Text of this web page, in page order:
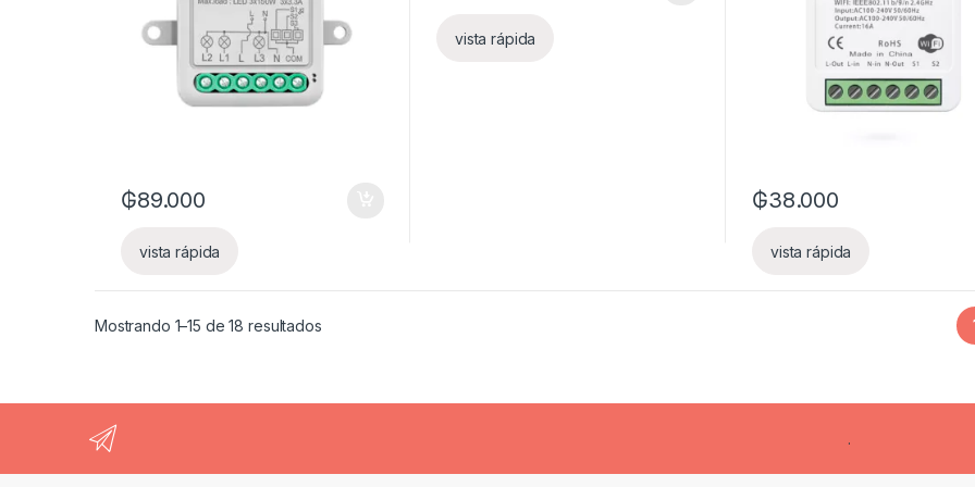
₲89.000
vista rápida
vista rápida
₲38.000
vista rápida
Mostrando 1–15 de 18 resultados
.